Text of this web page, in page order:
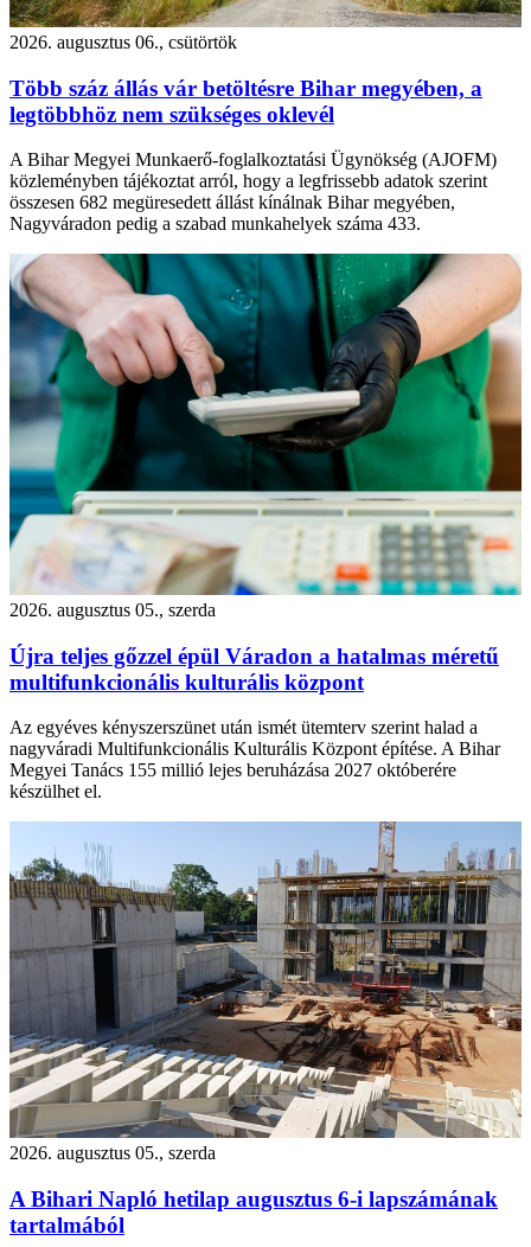
2026. augusztus 06., csütörtök
Több száz állás vár betöltésre Bihar megyében, a
legtöbbhöz nem szükséges oklevél
A Bihar Megyei Munkaerő-foglalkoztatási Ügynökség (AJOFM)
közleményben tájékoztat arról, hogy a legfrissebb adatok szerint
összesen 682 megüresedett állást kínálnak Bihar megyében,
Nagyváradon pedig a szabad munkahelyek száma 433.
2026. augusztus 05., szerda
Újra teljes gőzzel épül Váradon a hatalmas méretű
multifunkcionális kulturális központ
Az egyéves kényszerszünet után ismét ütemterv szerint halad a
nagyváradi Multifunkcionális Kulturális Központ építése. A Bihar
Megyei Tanács 155 millió lejes beruházása 2027 októberére
készülhet el.
2026. augusztus 05., szerda
A Bihari Napló hetilap augusztus 6-i lapszámának
tartalmából